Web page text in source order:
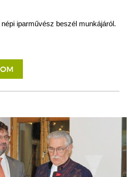
iparművész beszél munkájáról.